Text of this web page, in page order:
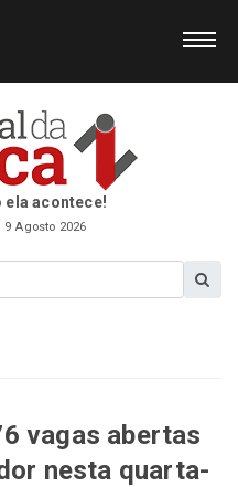
ela acontece!
9 Agosto 2026
vagas abertas
nesta quarta-